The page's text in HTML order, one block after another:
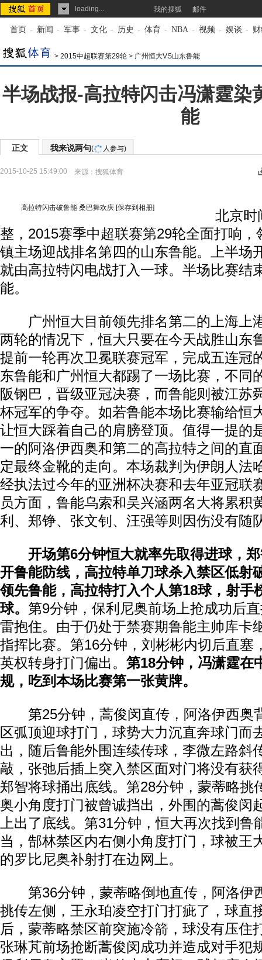
loading... 我的搜狐 邮件
首页 - 新闻 - 军事 - 文化 - 历史 - 体育 - NBA - 视频 - 娱谈 -
> 2015中超联赛第29轮 > 广州恒大VS山东鲁能
半场战报-高拉特闪击冯潇霆染
能
正文 我来说两句( 人参与)
2015-10-25 15:49:00 来源： 搜狐体育
高拉特闪击破鲁能 桑巴舞欢庆 [保存到相册]
北京时
整，2015赛季中超联赛第29轮全面打响，
镇主场迎战排名第四的山东鲁能。上半场
就由高拉特闪电战打入一球。半场比赛结
能。
广州恒大目前领先排名第二的上海上
两轮的情况下，恒大只要在今天战胜山东
提前一轮再次卫冕联赛冠军，完成五连冠
东鲁能和广州恒大都踢了一场比赛，不同
阪钢巴，晋级亚冠决赛，而鲁能则被江苏
杯冠军的争夺。如若鲁能本场比赛输给恒
让恒大踩着自己的肩膀登顶。值得一提的
一的阿洛伊西奥和第二的高拉特之间的直
定最终金靴的走向。本场裁判为伊朗人法
经执法过今年的亚洲杯决赛和去年亚冠联
员方面，鲁能乌索和吴兴涵两名大将累积
利、郑铮、张文钊、汪强等则因伤没有随
开场第6分钟恒大就率先取得进球，
开鲁能防线，高拉特单刀球杀入禁区低射
领先鲁能，高拉特打入个人第18球，射手
球。 第9分钟，保利尼奥前场上抢成功后
雷抱住。由于仍处于禁赛期鲁能主帅库卡
指挥比赛。第16分钟，刘彬彬内切后直塞
英权转身打门偏出。 第18分钟，冯潇霆在
规，吃到本场比赛第一张黄牌。
第25分钟，蒿俊闵直传，阿洛伊西奥
区弧顶迎球打门，球势大力沉直奔球门而
出，随后鲁能外围连续传球，李微左路斜
敲，张弛后插上突入禁区面对门将没有获
郑智将球捅出底线。第28分钟，蒙蒂略挑
奥小角度打门被曾诚挡出，外围的蒿俊闵
上出了底线。第31分钟，恒大再次找到鲁
当，郜林禁区内右侧小角度打门，球被王
的罗比尼奥补射打在边网上。
第36分钟，蒙蒂略倒地直传，阿洛伊
挑传左侧，王永珀凌空打门打疵了，球直
后，蒙蒂略禁区前突施冷箭，球没有压住
张琳芃前场抢断蒿俊闵成功并造成对手犯